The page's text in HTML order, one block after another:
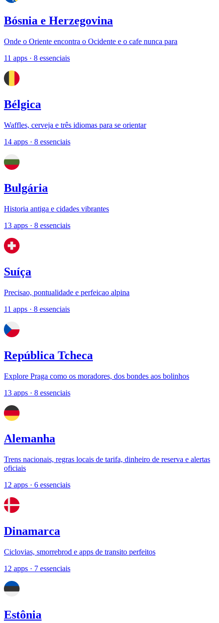
Bósnia e Herzegovina
Onde o Oriente encontra o Ocidente e o cafe nunca para
11 apps · 8 essenciais
Bélgica
Waffles, cerveja e três idiomas para se orientar
14 apps · 8 essenciais
Bulgária
Historia antiga e cidades vibrantes
13 apps · 8 essenciais
Suíça
Precisao, pontualidade e perfeicao alpina
11 apps · 8 essenciais
República Tcheca
Explore Praga como os moradores, dos bondes aos bolinhos
13 apps · 8 essenciais
Alemanha
Trens nacionais, regras locais de tarifa, dinheiro de reserva e alertas
oficiais
12 apps · 6 essenciais
Dinamarca
Ciclovias, smorrebrod e apps de transito perfeitos
12 apps · 7 essenciais
Estônia